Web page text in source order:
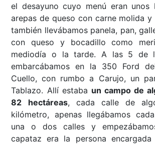
el desayuno cuyo menú eran
arepas de queso con carne molida
también llevábamos panela, pan,
con queso y bocadillo como
mediodía o la tarde. A las 5 de
embarcábamos en la 350 Ford
Cuello, con rumbo a Carujo, un
Tablazo. Allí estaba un campo de
82 hectáreas, cada calle de
kilómetro, apenas llegábamos
una o dos calles y
capataz era la persona